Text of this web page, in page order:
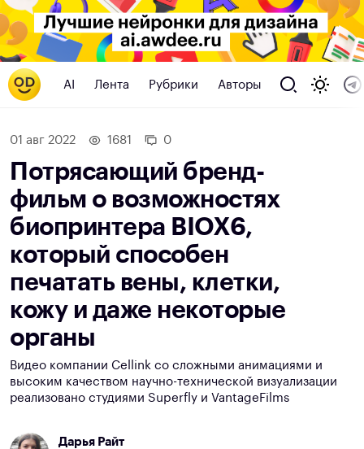
AI Лента Рубрики Авторы
01 авг 2022 1681 0
Потрясающий бренд-
фильм о возможностях
биопринтера BIOX6,
который способен
печатать вены, клетки,
кожу и даже некоторые
органы
Видео компании Cellink со сложными анимациями и
высоким качеством научно-технической визуализации
реализовано студиями Superfly и VantageFilms
Дарья Райт